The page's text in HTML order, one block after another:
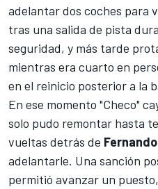
adelantar dos coches para
tras una salida de pista
seguridad, y más tarde
mientras era cuarto en
en el reinicio posterior a la
En ese momento "Checo"
solo pudo remontar hasta
vueltas detrás de
adelantarle. Una sanción
permitió avanzar un